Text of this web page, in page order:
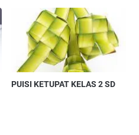
PUISI KETUPAT KELAS 2 SD